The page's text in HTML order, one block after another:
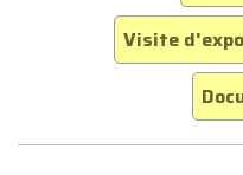
Visite